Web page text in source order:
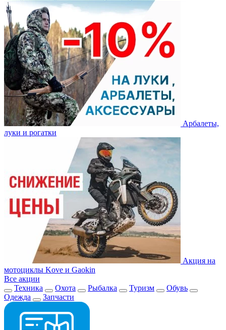
Арбалеты,
луки и рогатки
Акция на
мотоциклы Kove и Gaokin
Все акции
Техника
Охота Рыбалка Туризм
Обувь
Одежда
Запчасти